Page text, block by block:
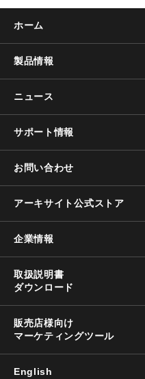
ホーム
製品情報
ニュース
サポート情報
お問い合わせ
アーキサイト公式ストア
企業情報
取扱説明書
ダウンロード
販売店様向け
マーケティングツール
English